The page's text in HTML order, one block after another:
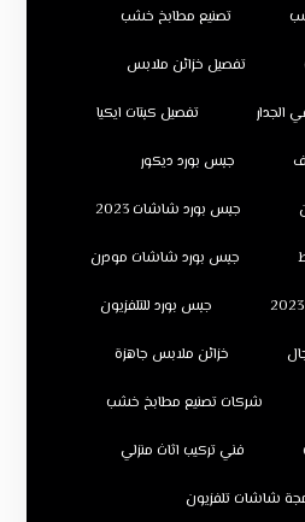
تصنيع مطابخ خشب
تفصيل خزائن ملابس
الجدار تفصيل كبتات ايكيا
جبس بورد ديكور
جبس بورد شاشات 2023
جبس بورد شاشات مودرن
جبس بورد للتلفزيون
خزائن ملابس جاهزة
شركات تصنيع مطابخ خشب
فني تركيب اثاث منزلي
شاشات تلفزيون